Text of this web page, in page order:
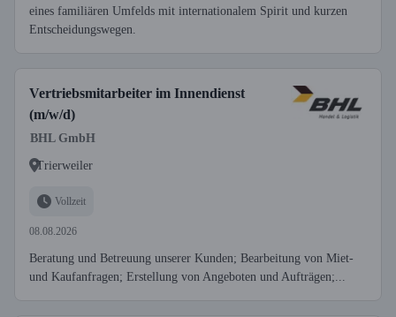
eines familiären Umfelds mit internationalem Spirit und kurzen
Entscheidungswegen.
Vertriebsmitarbeiter im Innendienst
(m/w/d)
BHL GmbH
Trierweiler
Vollzeit
08.08.2026
Beratung und Betreuung unserer Kunden; Bearbeitung von Miet-
und Kaufanfragen; Erstellung von Angeboten und Aufträgen;...